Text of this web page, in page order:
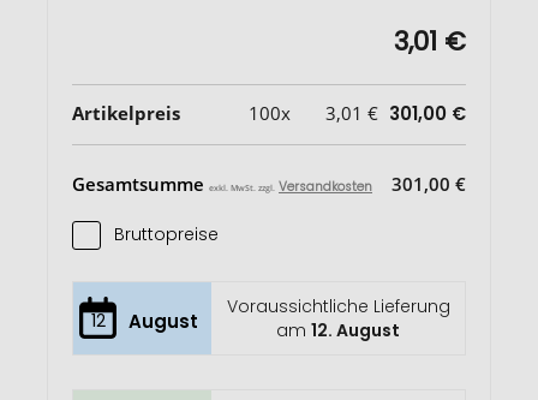
3,01 €
Artikelpreis 100x 3,01 € 301,00 €
Gesamtsumme exkl. MwSt. zzgl. Versandkosten 301,00 €
Bruttopreise
12 August
Voraussichtliche Lieferung
am12. August